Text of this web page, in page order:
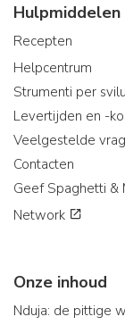
Recepten
Helpcentrum
Strumenti per
Levertijden en -
Veelgestelde
Contacten
Geef Spaghetti &
Network
Onze inhoud
Nduja: de pittige